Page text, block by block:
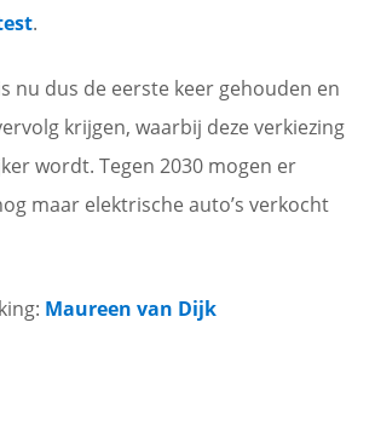
.
nu dus de eerste keer gehouden en
krijgen, waarbij deze verkiezing
wordt. Tegen 2030 mogen er
maar elektrische auto’s verkocht
Maureen van Dijk